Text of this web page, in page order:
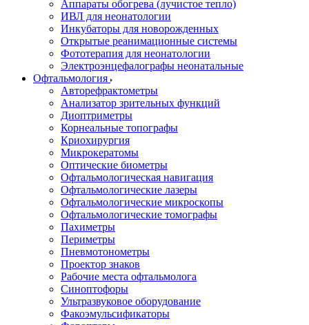
Аппараты обогрева (лучистое тепло)
ИВЛ для неонатологии
Инкубаторы для новорожденных
Открытые реанимационные системы
Фототерапия для неонатологии
Электроэнцефалографы неонатальные
Офтальмология
Авторефрактометры
Анализатор зрительных функций
Диоптриметры
Корнеальные топографы
Криохирургия
Микрокератомы
Оптические биометры
Офтальмологическая навигация
Офтальмологические лазеры
Офтальмологические микроскопы
Офтальмологические томографы
Пахиметры
Периметры
Пневмотонометры
Проектор знаков
Рабочие места офтальмолога
Синоптофоры
Ультразвуковое оборудование
Факоэмульсификаторы